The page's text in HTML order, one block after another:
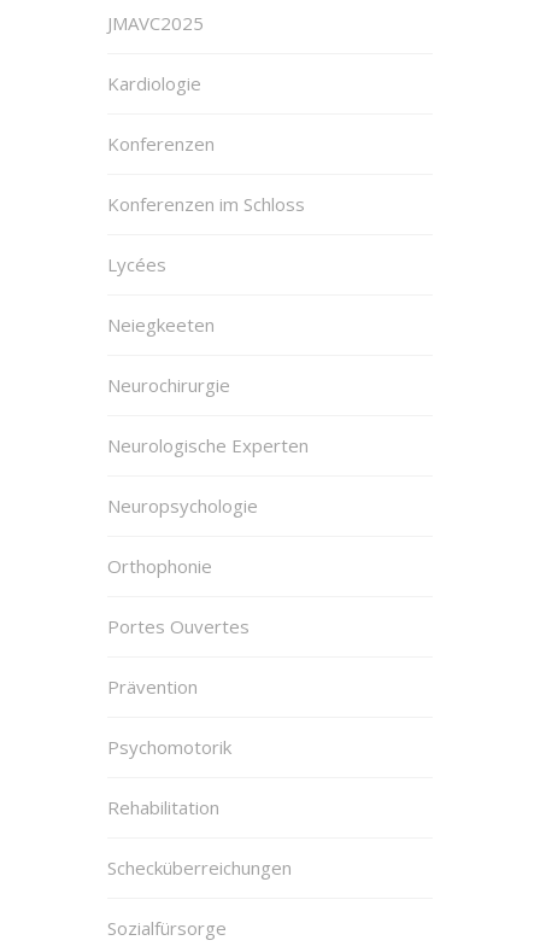
JMAVC2025
Kardiologie
Konferenzen
Konferenzen im Schloss
Lycées
Neiegkeeten
Neurochirurgie
Neurologische Experten
Neuropsychologie
Orthophonie
Portes Ouvertes
Prävention
Psychomotorik
Rehabilitation
Schecküberreichungen
Sozialfürsorge